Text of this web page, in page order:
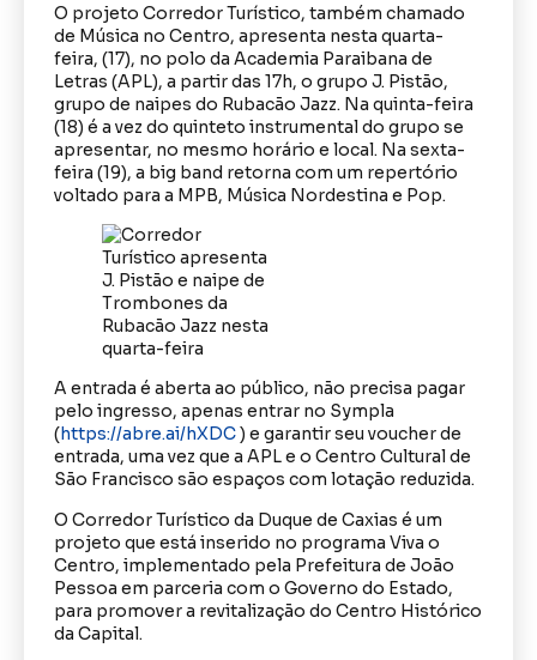
O projeto Corredor Turístico, também chamado
de Música no Centro, apresenta nesta quarta-
feira, (17), no polo da Academia Paraibana de
Letras (APL), a partir das 17h, o grupo J. Pistão,
grupo de naipes do Rubacão Jazz. Na quinta-feira
(18) é a vez do quinteto instrumental do grupo se
apresentar, no mesmo horário e local. Na sexta-
feira (19), a big band retorna com um repertório
voltado para a MPB, Música Nordestina e Pop.
A entrada é aberta ao público, não precisa pagar
pelo ingresso, apenas entrar no Sympla
(https://abre.ai/hXDC) e garantir seu voucher de
entrada, uma vez que a APL e o Centro Cultural de
São Francisco são espaços com lotação reduzida.
O Corredor Turístico da Duque de Caxias é um
projeto que está inserido no programa Viva o
Centro, implementado pela Prefeitura de João
Pessoa em parceria com o Governo do Estado,
para promover a revitalização do Centro Histórico
da Capital.